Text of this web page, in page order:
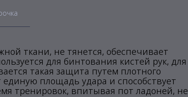
ткани, не тянется, обеспечивает
для бинтования кистей рук, для
такая защита путем плотного
единую площадь удара и способствует
тренировок, впитывая пот ладоней, не